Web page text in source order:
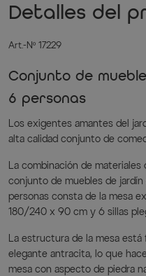
Detalles del
Art.-Nº 17229
Conjunto de
6 personas
Los exigentes amantes del
alta calidad conjunto de
La combinación de
conjunto de muebles de
personas consta de la mesa
180/240 x 90 cm y 6 sillas
La estructura de la mesa
elegante antracita, lo que
mesa con aspecto de piedra